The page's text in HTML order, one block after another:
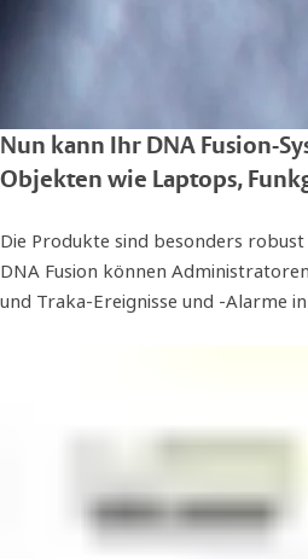
Nun kann Ihr DNA Fusion-
Objekten wie Laptops,
Die Produkte sind besonders
DNA Fusion können
und Traka-Ereignisse und -Alarme